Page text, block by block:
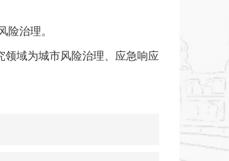
险治理。
域为城市风险治理、应急响应